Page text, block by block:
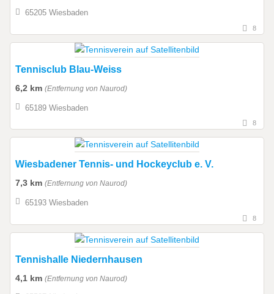
65205 Wiesbaden
8
Tennisclub Blau-Weiss
6,2 km (Entfernung von Naurod)
65189 Wiesbaden
8
Wiesbadener Tennis- und Hockeyclub e. V.
7,3 km (Entfernung von Naurod)
65193 Wiesbaden
8
Tennishalle Niedernhausen
4,1 km (Entfernung von Naurod)